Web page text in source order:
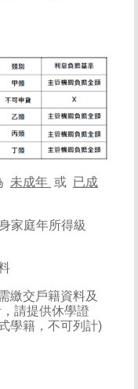
未成年 或 已成
家庭年所得級
繳交戶籍資料及
請提供休學證
學籍，不可列計)